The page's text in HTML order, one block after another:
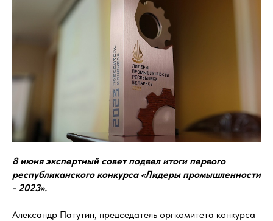
8 июня экспертный совет подвел итоги первого
республиканского конкурса «Лидеры промышленности
- 2023».
Александр Патутин, председатель оргкомитета конкурса